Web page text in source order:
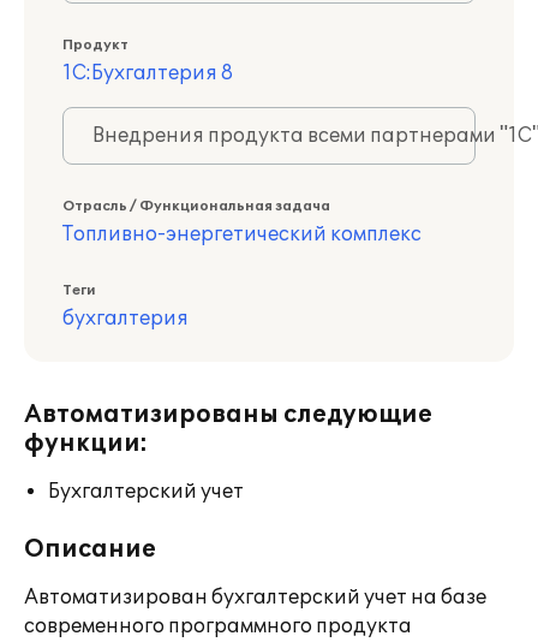
Продукт
1С:Бухгалтерия 8
Внедрения продукта всеми партнерами
Отрасль / Функциональная задача
Топливно-энергетический комплекс
Теги
бухгалтерия
Автоматизированы следующие
функции:
Бухгалтерский учет
Описание
Автоматизирован бухгалтерский учет на базе
современного программного продукта